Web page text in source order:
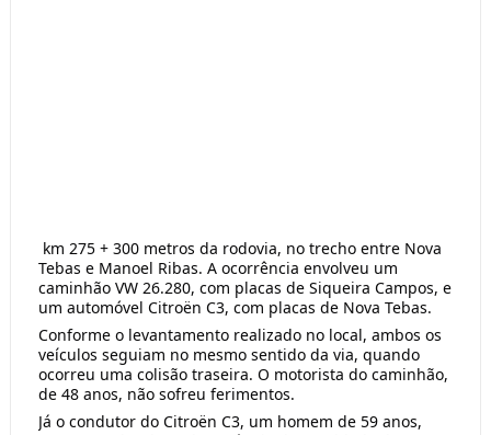
Tebas e Manoel Ribas. A ocorrência envolveu um
caminhão VW 26.280, com placas de Siqueira Campos, e
um automóvel Citroën C3, com placas de Nova Tebas.
Conforme o levantamento realizado no local, ambos os
veículos seguiam no mesmo sentido da via, quando
ocorreu uma colisão traseira. O motorista do caminhão,
de 48 anos, não sofreu ferimentos.
Já o condutor do Citroën C3, um homem de 59 anos,